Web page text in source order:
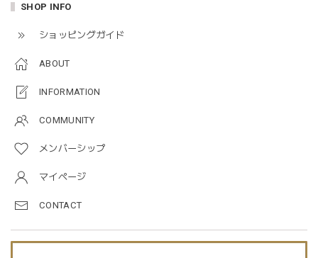
SHOP INFO
ショッピングガイド
ABOUT
INFORMATION
COMMUNITY
メンバーシップ
マイページ
CONTACT
taupe（チャコールグレー）
プレゼントした友人がとても喜んでました。ありがとうござ